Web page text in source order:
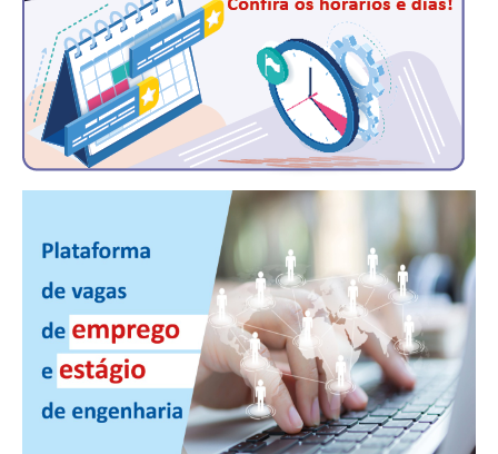
BENEFÍCIOS
APOSENTADORIA
CONVÊNIOS
PLANO DE SAÚDE
SEESPPREV
CAMPANHAS SALARIAIS
COMUNICAÇÃO
PALAVRA DO MURILO
NOTÍCIAS